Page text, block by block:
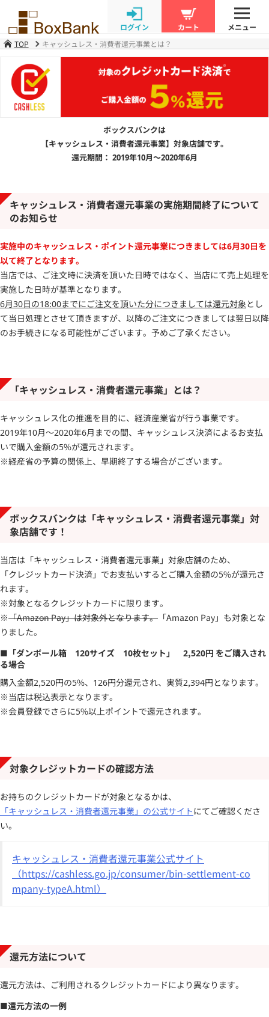
ログイン カート
メニュー
TOP
キャッシュレス・消費者還元事業とは？
ボックスバンクは
【キャッシュレス・消費者還元事業】対象店舗です。
還元期間： 2019年10月～2020年6月
キャッシュレス・消費者還元事業の実施期間終了について
のお知らせ
実施中のキャッシュレス・ポイント還元事業につきましては6月30日を
以て終了となります。
当店では、ご注文時に決済を頂いた日時ではなく、当店にて売上処理を
実施した日時が基準となります。
6月30日の18:00までにご注文を頂いた分につきましては還元対象とし
て当日処理とさせて頂きますが、以降のご注文につきましては翌日以降
のお手続きになる可能性がございます。予めご了承ください。
「キャッシュレス・消費者還元事業」とは？
キャッシュレス化の推進を目的に、経済産業省が行う事業です。
2019年10月～2020年6月までの間、キャッシュレス決済によるお支払
いで購入金額の5%が還元されます。
※経産省の予算の関係上、早期終了する場合がございます。
ボックスバンクは「キャッシュレス・消費者還元事業」対
象店舗です！
当店は「キャッシュレス・消費者還元事業」対象店舗のため、
「クレジットカード決済」でお支払いすると ご購入金額の5%が還元さ
れます。
※対象となるクレジットカードに限ります。
※「Amazon Pay」は対象外となります。 「Amazon Pay」も対象とな
りました。
■「ダンボール箱 120サイズ 10枚セット」 2,520円 をご購入され
る場合
購入金額2,520円の5%、 126円分還元され、実質2,394円となります。
※当店は税込表示となります。
※会員登録でさらに5%以上ポイントで還元されます。
対象クレジットカードの確認方法
お持ちのクレジットカードが対象となるかは、
「キャッシュレス・消費者還元事業」の公式サイトにてご確認くださ
い。
キャッシュレス・消費者還元事業公式サイト
（https://cashless.go.jp/consumer/bin-settlement-co
mpany-typeA.html）
還元方法について
還元方法は、ご利用されるクレジットカードにより異なります。
■還元方法の一例